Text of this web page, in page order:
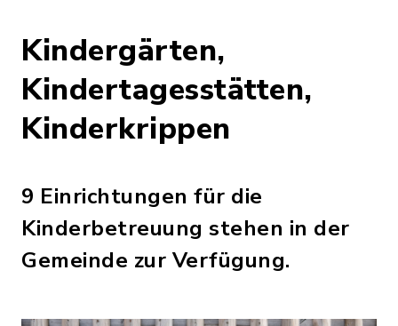
Kindergärten,
Kindertagesstätten,
Kinderkrippen
9 Einrichtungen für die
Kinderbetreuung stehen in der
Gemeinde zur Verfügung.